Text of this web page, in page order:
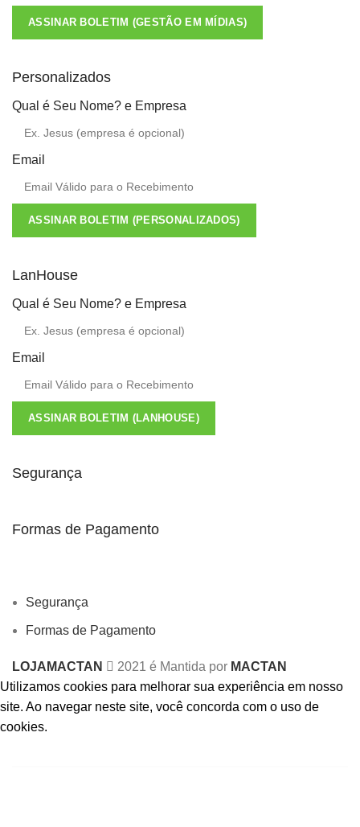
ASSINAR BOLETIM (GESTÃO EM MÍDIAS)
Personalizados
Qual é Seu Nome? e Empresa
Email
ASSINAR BOLETIM (PERSONALIZADOS)
LanHouse
Qual é Seu Nome? e Empresa
Email
ASSINAR BOLETIM (LANHOUSE)
Segurança
Formas de Pagamento
Segurança
Formas de Pagamento
LOJAMACTAN 2021 é Mantida por MACTAN
Utilizamos cookies para melhorar sua experiência em nosso
site. Ao navegar neste site, você concorda com o uso de
cookies.